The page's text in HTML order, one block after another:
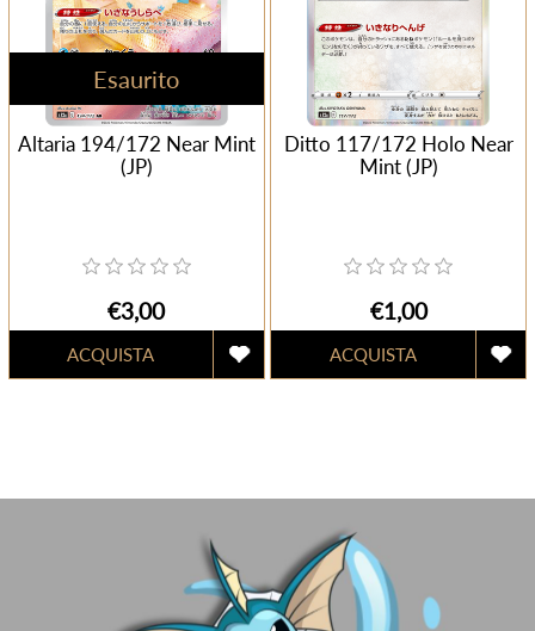
Esaurito
Altaria 194/172 Near Mint
(JP)
€3,00
Ditto 117/172 Holo Near
Mint (JP)
€1,00